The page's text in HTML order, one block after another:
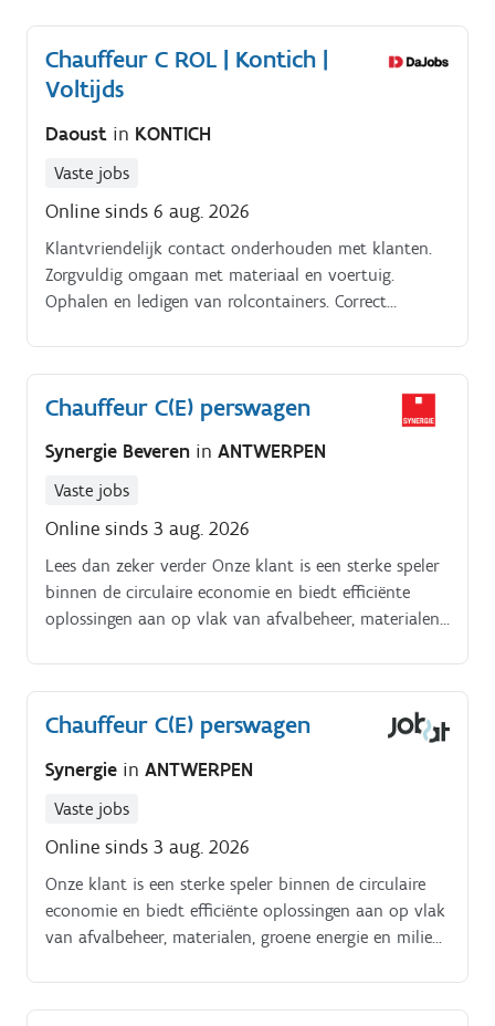
Chauffeur C ROL | Kontich |
Voltijds
Daoust in KONTICH
Vaste jobs
Online sinds 6 aug. 2026
Klantvriendelijk contact onderhouden met klanten.
Zorgvuldig omgaan met materiaal en voertuig.
Ophalen en ledigen van rolcontainers. Correct
Chauffeur C(E) perswagen
Synergie Beveren in ANTWERPEN
Vaste jobs
Online sinds 3 aug. 2026
Lees dan zeker verder Onze klant is een sterke speler
binnen de circulaire economie en biedt efficiënte
oplossingen aan op vlak van afvalbeheer, materialen,
afzetcontainers bij klanten.
Chauffeur C(E) perswagen
Synergie in ANTWERPEN
Vaste jobs
Online sinds 3 aug. 2026
Onze klant is een sterke speler binnen de circulaire
economie en biedt efficiënte oplossingen aan op vlak
van afvalbeheer, materialen, groene energie en milieu.
ophalen en plaatsen van afzetcontainers bij klanten.